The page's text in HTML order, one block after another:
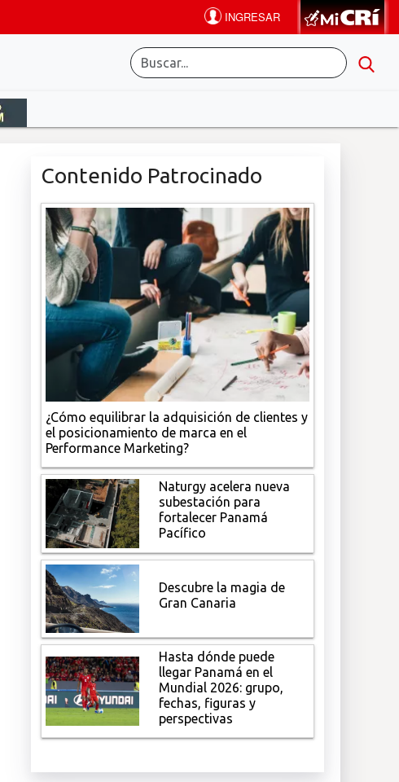
Contenido Patrocinado
¿Cómo equilibrar la adquisición de clientes y
el posicionamiento de marca en el
Performance Marketing?
Naturgy acelera nueva
subestación para
fortalecer Panamá
Pacífico
Descubre la magia de
Gran Canaria
Hasta dónde puede
llegar Panamá en el
Mundial 2026: grupo,
fechas, figuras y
perspectivas